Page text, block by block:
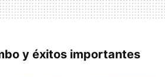
y éxitos importantes